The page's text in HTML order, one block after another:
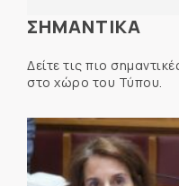
ΣΗΜΑΝΤΙΚΑ
Δείτε τις πιο
στο χώρο του Τύπου.